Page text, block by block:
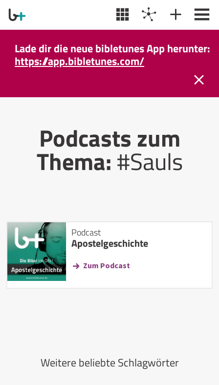
Lade dir die neue bibletunes App herunter:
https://app.bibletunes.com/
Podcasts zum
Thema:#Sauls
Podcast
Apostelgeschichte
Zum Podcast
Weitere beliebte Schlagwörter